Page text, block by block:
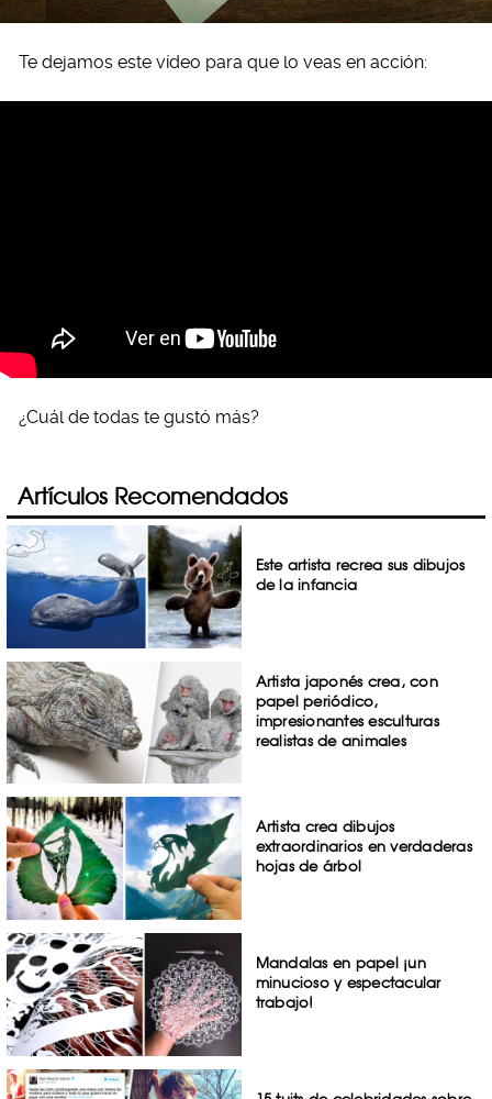
Te dejamos este vídeo para que lo veas en acción:
¿Cuál de todas te gustó más?
Artículos Recomendados
Este artista recrea sus dibujos
de la infancia
Artista japonés crea, con
papel periódico,
impresionantes esculturas
realistas de animales
Artista crea dibujos
extraordinarios en verdaderas
hojas de árbol
Mandalas en papel ¡un
minucioso y espectacular
trabajo!